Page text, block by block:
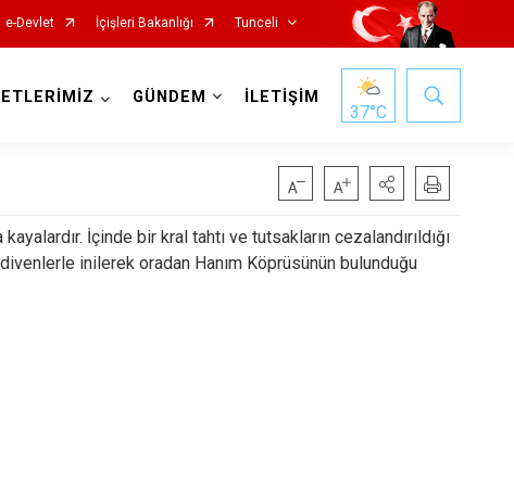
e-Devlet İçişleri Bakanlığı Tunceli
GÜNDEM İLETİŞİM
37°C
İçinde bir kral tahtı ve tutsakların cezalandırıldığı
inilerek oradan Hanım Köprüsünün bulunduğu